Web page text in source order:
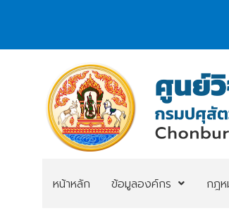
หน้าหลัก ข้อมูลองค์กร กฎ